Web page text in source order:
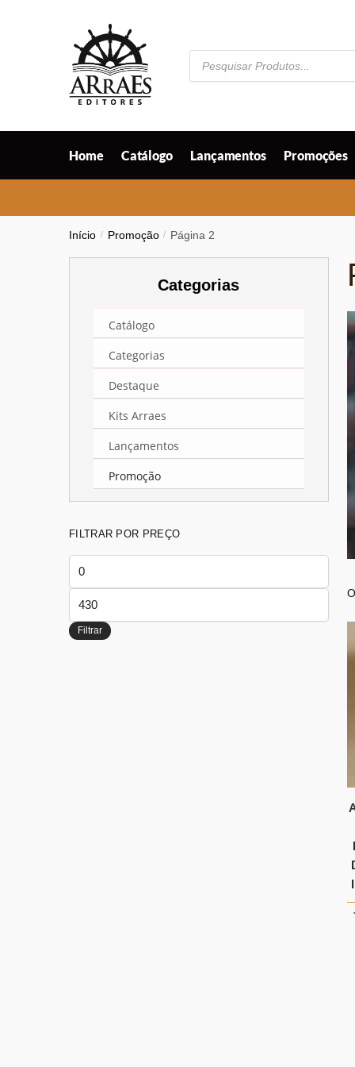
Pesquisar
produtos
Home Catálogo Lançamentos Promoções
Início / Promoção / Página 2
Categorias
Catálogo
Categorias
Destaque
Kits Arraes
Lançamentos
Promoção
FILTRAR POR PREÇO
mínimo
máximo
Filtrar